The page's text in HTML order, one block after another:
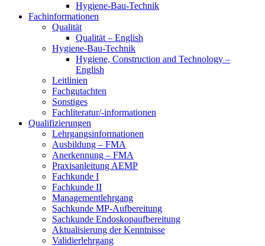
Hygiene-Bau-Technik
Fachinformationen
Qualität
Qualität – English
Hygiene-Bau-Technik
Hygiene, Construction and Technology –
English
Leitlinien
Fachgutachten
Sonstiges
Fachliteratur/-informationen
Qualifizierungen
Lehrgangsinformationen
Ausbildung – FMA
Anerkennung – FMA
Praxisanleitung AEMP
Fachkunde I
Fachkunde II
Managementlehrgang
Sachkunde MP-Aufbereitung
Sachkunde Endoskopaufbereitung
Aktualisierung der Kenntnisse
Validierlehrgang